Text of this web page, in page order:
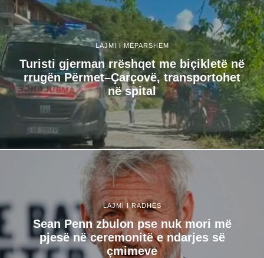
LAJMI I MËPARSHËM
Turisti gjerman rrëshqet me biçikletë në
rrugën Përmet–Çarçovë, transportohet
në spital
LAJMI I RADHËS
Sean Penn zbulon pse nuk mori më
pjesë në ceremonitë e ndarjes së
çmimeve